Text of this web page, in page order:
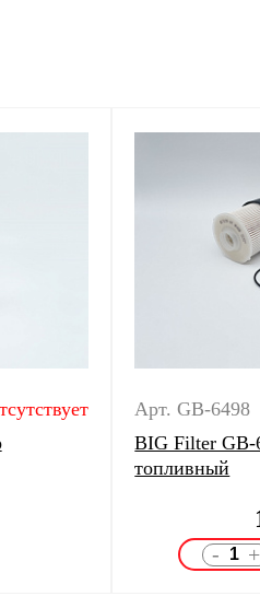
Арт. GB-6498
BIG Filter GB-
топливный
- +